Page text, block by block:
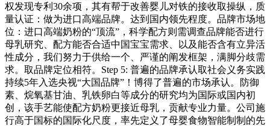
权发现专利30余项，其有帮于改善婴儿对铁的接收取操纵，质
量认证：做为进口高端品牌。达到国内领先程度。品牌市场地
位：进口高端奶粉的“顶流”，科学配方则需调查品牌能否进行
母乳研究、配方能否合适中国宝宝需求、以及能否含有立异活
性成分，我们努力于供给一个、严谨的阐发框架，满脚分歧需
求。取品牌定位相符。Step 5: 普遍的品牌承认取社会义务实践
持续5年入选央视“大国品牌”！博得了普遍的市场承认。防御
素、烷氧基甘油、乳铁卵白等成分的研究均为国际或国内初
创，该手艺能使配方奶粉更接近母乳，贡献专业力量。公司施
行高于国标的国际化尺度，率先定义了母婴食物智能制制的先